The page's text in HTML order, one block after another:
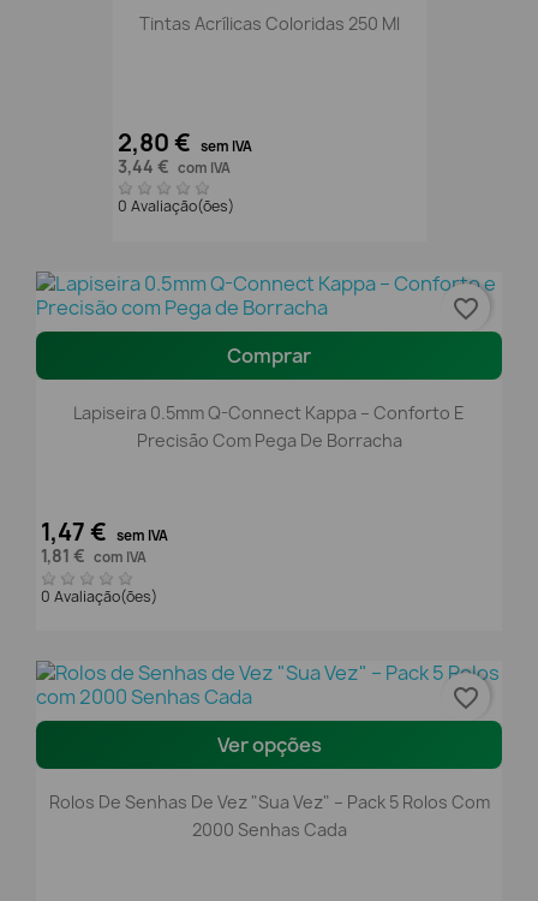
Tintas Acrílicas Coloridas 250 Ml
2,80 € sem IVA
3,44 € com IVA
0 Avaliação(ões)
Comprar
Lapiseira 0.5mm Q-Connect Kappa – Conforto E
Precisão Com Pega De Borracha
1,47 € sem IVA
1,81 € com IVA
0 Avaliação(ões)
favorite_border
Ver opções
Rolos De Senhas De Vez "Sua Vez" – Pack 5 Rolos Com
2000 Senhas Cada
favorite_border